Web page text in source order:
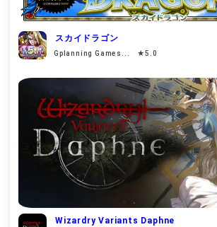
スカイドラゴン
Gplanning Games... ★5.0
Wizardry Variants Daphne